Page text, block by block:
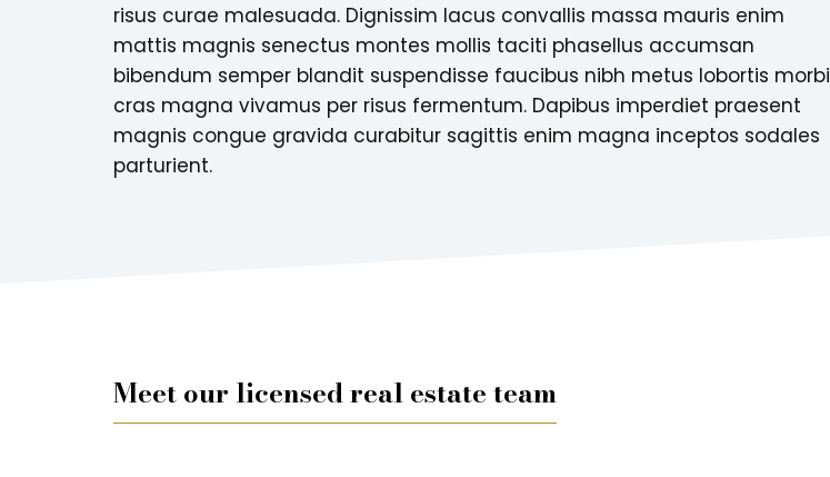
risus curae malesuada. Dignissim lacus convallis massa mauris enim
mattis magnis senectus montes mollis taciti phasellus accumsan
bibendum semper blandit suspendisse faucibus nibh metus lobortis morbi
cras magna vivamus per risus fermentum. Dapibus imperdiet praesent
magnis congue gravida curabitur sagittis enim magna inceptos sodales
parturient.
Meet our licensed real estate team